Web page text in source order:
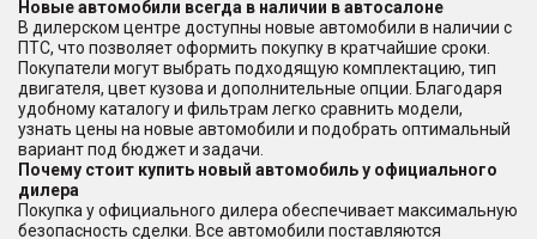
Новые автомобили всегда в наличии в автосалоне
В дилерском центре доступны новые автомобили в наличии с
ПТС, что позволяет оформить покупку в кратчайшие сроки.
Покупатели могут выбрать подходящую комплектацию, тип
двигателя, цвет кузова и дополнительные опции. Благодаря
удобному каталогу и фильтрам легко сравнить модели,
узнать цены на новые автомобили и подобрать оптимальный
вариант под бюджет и задачи.
Почему стоит купить новый автомобиль у официального
дилера
Покупка у официального дилера обеспечивает максимальную
безопасность сделки. Все автомобили поставляются